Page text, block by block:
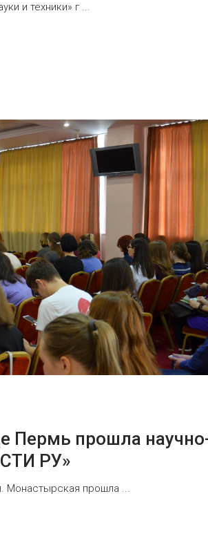
и техники» г ...
Пермь прошла
РУ»
Монастырская прошла ...